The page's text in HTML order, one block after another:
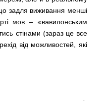
задля виживання менші
мов – «вавилонським
стінами (зараз це все
від можливостей, які